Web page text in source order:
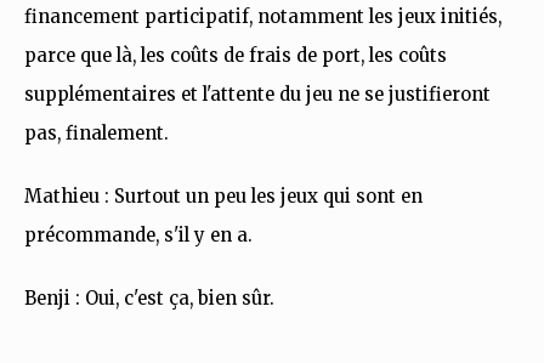
financement participatif, notamment les jeux initiés,
parce que là, les coûts de frais de port, les coûts
supplémentaires et l'attente du jeu ne se justifieront
pas, finalement.
Mathieu : Surtout un peu les jeux qui sont en
précommande, s'il y en a.
Benji : Oui, c'est ça, bien sûr.